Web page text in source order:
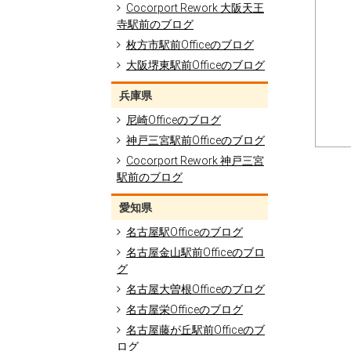
Cocorport Rework 大阪天王
寺駅前のブログ
枚方市駅前Officeのブログ
大阪堺東駅前Officeのブログ
兵庫県
尼崎Officeのブログ
神戸三宮駅前Officeのブログ
Cocorport Rework 神戸三宮
駅前のブログ
愛知県
名古屋駅Officeのブログ
名古屋金山駅前Officeのブロ
グ
名古屋大曽根Officeのブログ
名古屋栄Officeのブログ
名古屋藤が丘駅前Officeのブ
ログ